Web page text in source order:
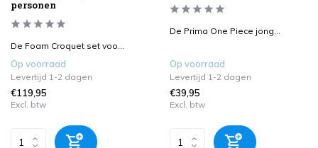
personen
De Foam Croquet set voo...
Op voorraad
Levertijd 1-2 dagen
€119,95
Excl. btw
De Prima One Piece jong...
Op voorraad
Levertijd 1-2 dagen
€39,95
Excl. btw